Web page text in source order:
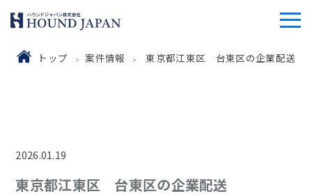
トップ 案件情報 東京都江東区 台東区の企業配送
2026.01.19
東京都江東区 台東区の企業配送